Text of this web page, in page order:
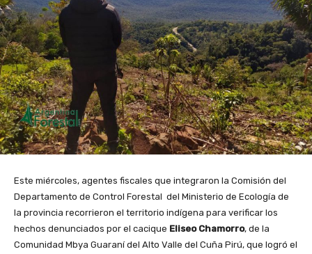
Este miércoles, agentes fiscales que integraron la Comisión del
Departamento de Control Forestal del Ministerio de Ecología de
la provincia recorrieron el territorio indígena para verificar los
hechos denunciados por el cacique Eliseo Chamorro, de la
Comunidad Mbya Guaraní del Alto Valle del Cuña Pirú, que logró el